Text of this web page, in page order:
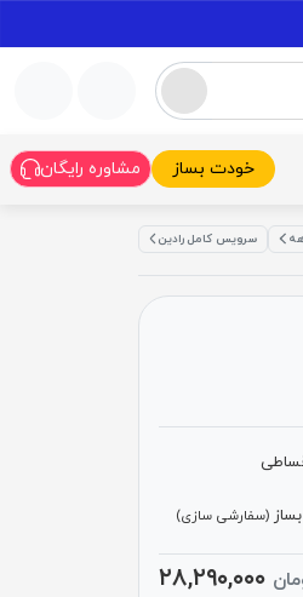
خودت بساز مشاوره رایگان
سرویس کامل رادین
(سفارشی سازی)
۲۸,۲۹۰,۰۰۰